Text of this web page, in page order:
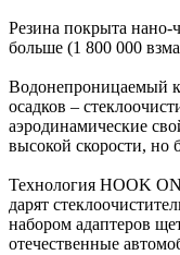
Резина покрыта нано-
больше (1 800 000
Водонепроницаемый
осадков –
аэродинамические
высокой скорости, но
Технология HOOK
дарят
набором адаптеров
отечественные